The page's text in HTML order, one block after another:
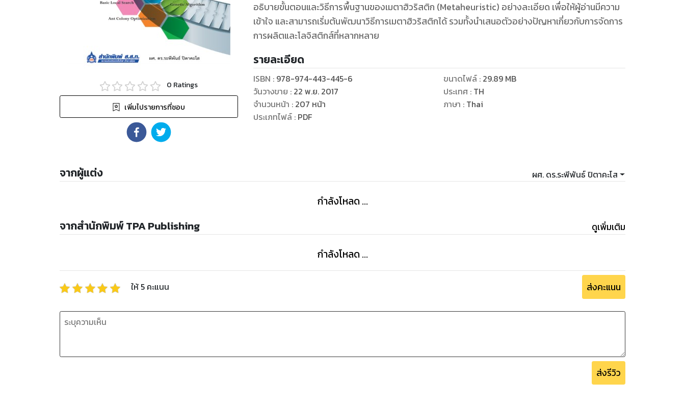
0 Ratings
เพิ่มไปรายการที่ชอบ
อธิบายขั้นตอนและวิธีการพื้นฐานของเมตาฮิวริสติก (Metaheuristic) อย่างละเอียด เพื่อให้ผู้อ่านมีความ
เข้าใจ และสามารถเริ่มต้นพัฒนาวิธีการเมตาฮิวริสติกได้ รวมทั้งนำเสนอตัวอย่างปัญหาเกี่ยวกับการจัดการ
การผลิตและโลจิสติกส์ที่หลากหลาย
รายละเอียด
ISBN : 978-974-443-445-6
วันวางขาย : 22 พ.ย. 2017
จำนวนหน้า : 207 หน้า
ประเภทไฟล์: PDF
ขนาดไฟล์: 29.89 MB
ประเทศ : TH
ภาษา : Thai
จากผู้แต่ง ผศ. ดร.ระพีพันธ์ ปิตาคะโส
กำลังโหลด ...
จากสำนักพิมพ์ TPA Publishing ดูเพิ่มเติม
กำลังโหลด ...
ให้ 5 คะแนน ส่งคะแนน
ส่งรีวิว